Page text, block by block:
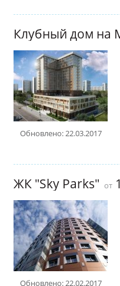
Обновлено: 22.03.2017
ЖК "Sky Parks" от
Обновлено: 22.02.2017